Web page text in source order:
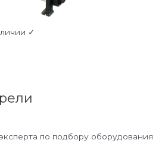
✓
по подбору оборудования